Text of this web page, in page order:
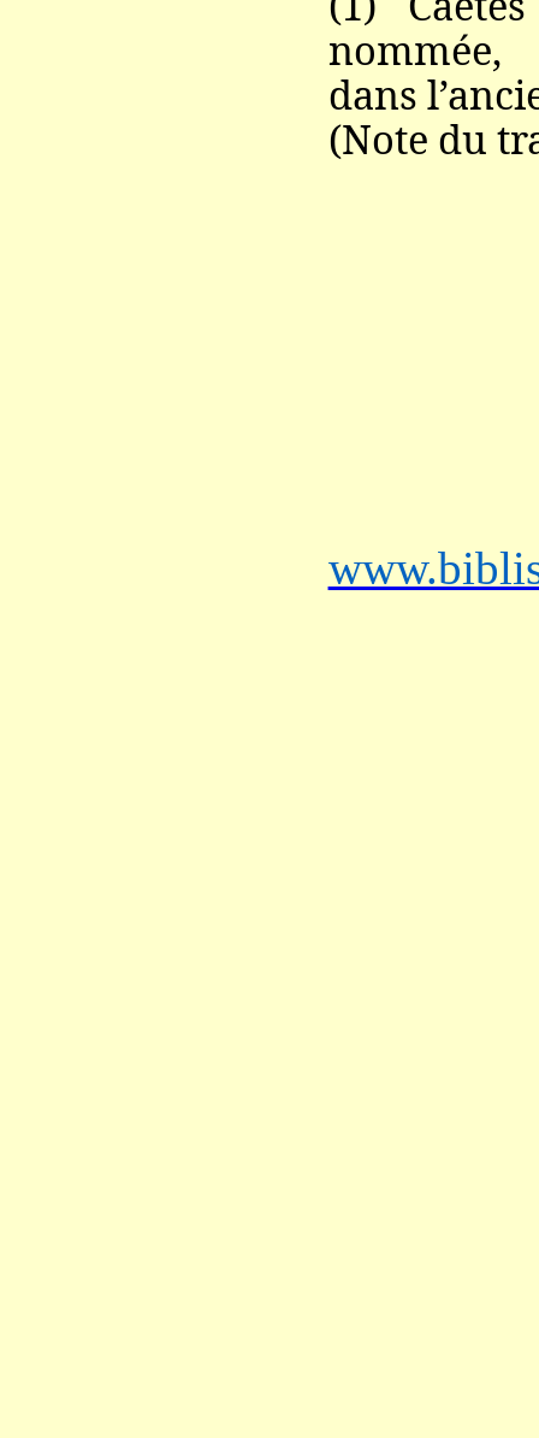
nommée,
dans
(Note du